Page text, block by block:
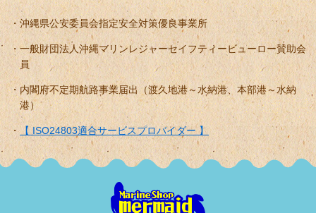
沖縄県公安委員会指定安全対策優良事業所
一般財団法人沖縄マリンレジャーセイフティービューロー賛助会
員
内閣府不定期航路事業届出（渡久地港～水納港、本部港～水納
港）
【 ISO24803適合サービスプロバイダー 】